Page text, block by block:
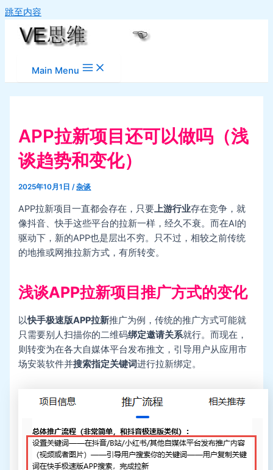
跳至内容
Main Menu
APP拉新项目还可以做吗（浅
谈趋势和变化）
2025年10月1日/杂谈
APP拉新项目一直都会存在，只要 上游行业存在竞争，就
像抖音、快手这些平台的拉新一样，经久不衰。而在AI的
驱动下，新的APP也是层出不穷。只不过，相较之前传统
的地推或网推拉新方式，有所转变。
浅谈APP拉新项目推广方式的变化
以快手极速版APP拉新推广为例，传统的推广方式可能就
只需要别人扫描你的二维码绑定邀请关系就行。而现在，
则转变为在各大自媒体平台发布推文，引导用户从应用市
场安装软件并搜索指定关键词进行拉新绑定。